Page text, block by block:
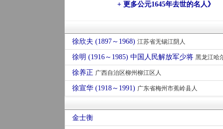
+ 更多公元1645年去世的名人》
徐欣夫 (1897～1968) 江苏省无锡江阴人
徐明 (1916～1985) 中国人民解放军少将 黑龙江哈
徐养正 广西自治区柳州柳江区人
徐宣华 (1918～1991) 广东省梅州市蕉岭县人
金士衡